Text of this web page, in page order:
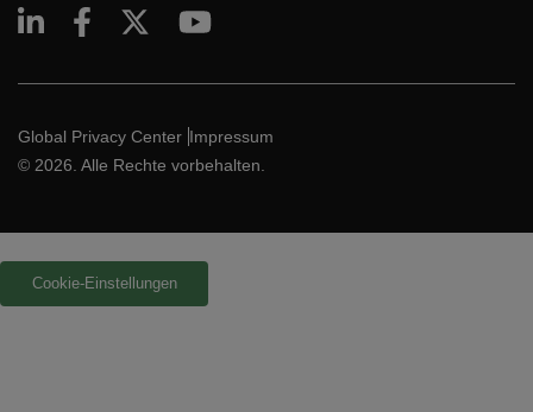
Global Privacy Center Impressum
© 2026. Alle Rechte vorbehalten.
Cookie-Einstellungen